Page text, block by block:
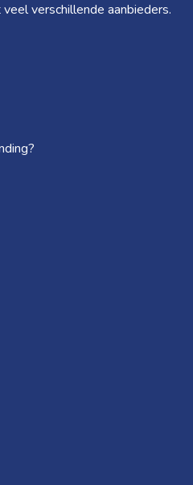
verschillende aanbieders.